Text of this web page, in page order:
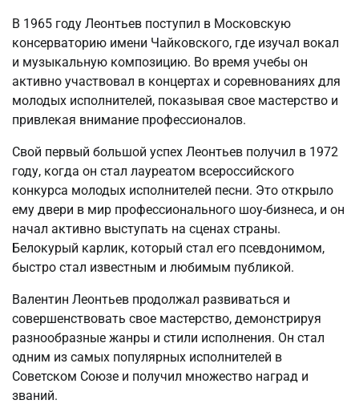
В 1965 году Леонтьев поступил в Московскую
консерваторию имени Чайковского, где изучал вокал
и музыкальную композицию. Во время учебы он
активно участвовал в концертах и соревнованиях для
молодых исполнителей, показывая свое мастерство и
привлекая внимание профессионалов.
Свой первый большой успех Леонтьев получил в 1972
году, когда он стал лауреатом всероссийского
конкурса молодых исполнителей песни. Это открыло
ему двери в мир профессионального шоу-бизнеса, и он
начал активно выступать на сценах страны.
Белокурый карлик, который стал его псевдонимом,
быстро стал известным и любимым публикой.
Валентин Леонтьев продолжал развиваться и
совершенствовать свое мастерство, демонстрируя
разнообразные жанры и стили исполнения. Он стал
одним из самых популярных исполнителей в
Советском Союзе и получил множество наград и
званий.